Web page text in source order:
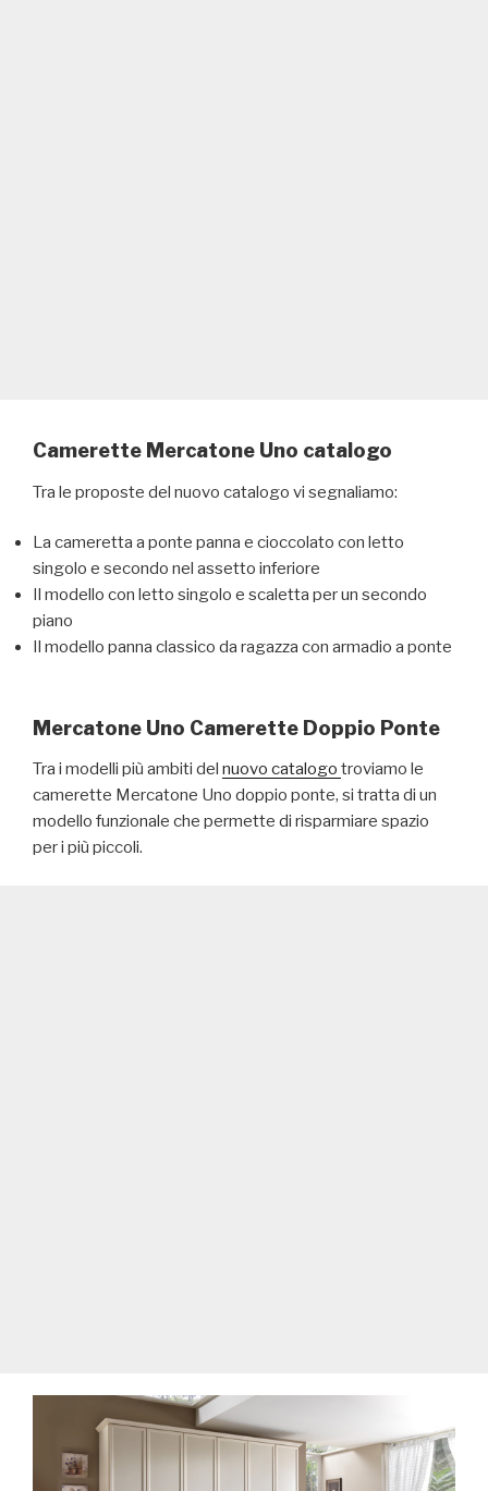
Camerette Mercatone Uno catalogo
Tra le proposte del nuovo catalogo vi segnaliamo:
La cameretta a ponte panna e cioccolato con letto
singolo e secondo nel assetto inferiore
Il modello con letto singolo e scaletta per un secondo
piano
Il modello panna classico da ragazza con armadio a ponte
Mercatone Uno Camerette Doppio Ponte
Tra i modelli più ambiti del nuovo catalogo troviamo le
camerette Mercatone Uno doppio ponte, si tratta di un
modello funzionale che permette di risparmiare spazio
per i più piccoli.